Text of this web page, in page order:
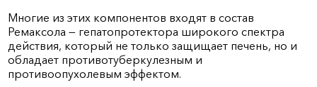
Многие из этих компонентов входят в состав
Ремаксола — гепатопротектора широкого спектра
действия, который не только защищает печень, но и
обладает противотуберкулезным и
противоопухолевым эффектом.